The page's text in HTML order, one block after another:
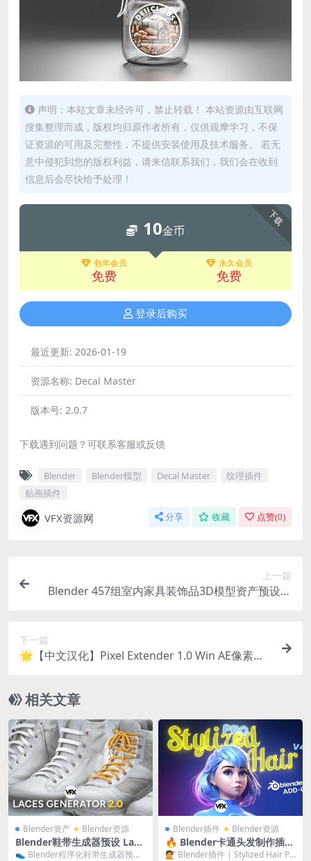
声明：本站文章未经许可，禁止转载！ 本站资源由互联网
搜集整理而成，版权均归原作者所有，仅供观摩学习，不保
证资源的可用及完整性，不提供安装使用及技术服务。 若无
意中侵犯到您的版权利益，请来信联系我们，我们会在收到
信息后会尽快给予处理！
下载
10金币
包年会员
免费
永久会员
免费
登录后购买
最近更新: 2026-01-19
资源名称: Decal Master
版本号: 2.0.7
下载遇到问题？可联系客服或反馈
Blender Blender模型 Decal Master
纹理插件
贴画插件
VFX资源网 分享 收藏 点赞(0)
上一篇
Blender 457组室内家具装饰品3D模型资产预设插
下一篇
🌟【中文汉化】Pixel Extender 1.0 Win AE像素扩
相关文章
Blender资产 Blender资源
Blender鞋带生成器预设 Lace
s Generator V2.0
👟 Blender程序化鞋带生成器预设
Blender插件 Blender资源
🔥 Blender卡通头发制作插件
Stylized Hair PRO V4.0.1
💇 Blender插件 | Stylized Hair PR